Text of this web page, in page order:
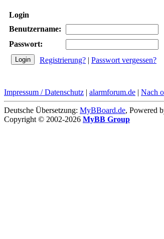
Login
Benutzername:
Passwort:
Registrierung? | Passwort vergessen?
Impressum / Datenschutz | alarmforum.de | Nach
Deutsche Übersetzung: MyBBoard.de, Powered
Copyright © 2002-2026 MyBB Group